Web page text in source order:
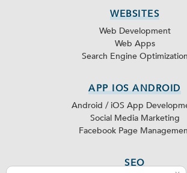
WEBSITES
Web Development
Web Apps
Search Engine Optimization
APP IOS ANDROID
Android / iOS App
Social Media Marketing
Facebook Page
SEO